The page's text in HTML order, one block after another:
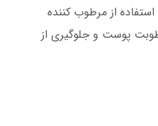
استفاده از مرطوب کننده
پوست و جلوگیری از